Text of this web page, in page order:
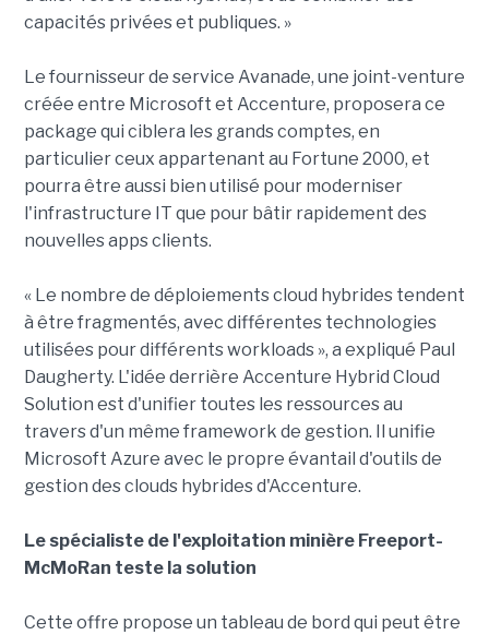
capacités privées et publiques. »
Le fournisseur de service Avanade, une joint-venture
créée entre Microsoft et Accenture, proposera ce
package qui ciblera les grands comptes, en
particulier ceux appartenant au Fortune 2000, et
pourra être aussi bien utilisé pour moderniser
l'infrastructure IT que pour bâtir rapidement des
nouvelles apps clients.
« Le nombre de déploiements cloud hybrides tendent
à être fragmentés, avec différentes technologies
utilisées pour différents workloads », a expliqué Paul
Daugherty. L'idée derrière Accenture Hybrid Cloud
Solution est d'unifier toutes les ressources au
travers d'un même framework de gestion. Il unifie
Microsoft Azure avec le propre évantail d'outils de
gestion des clouds hybrides d'Accenture.
Le spécialiste de l'exploitation minière Freeport-
McMoRan teste la solution
Cette offre propose un tableau de bord qui peut être